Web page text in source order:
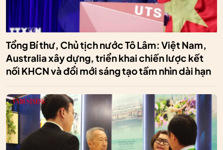
Tổng Bí thư, Chủ tịch nước Tô Lâm: Việt Nam,
Australia xây dựng, triển khai chiến lược kết
nối KHCN và đổi mới sáng tạo tầm nhìn dài hạn